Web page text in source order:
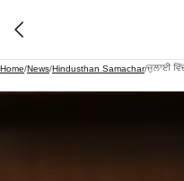
Home/News/Hindusthan Samachar/